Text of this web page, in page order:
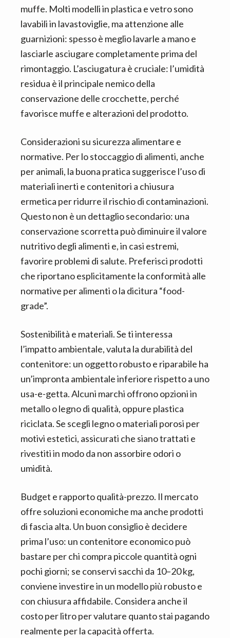
muffe. Molti modelli in plastica e vetro sono
lavabili in lavastoviglie, ma attenzione alle
guarnizioni: spesso è meglio lavarle a mano e
lasciarle asciugare completamente prima del
rimontaggio. L’asciugatura è cruciale: l’umidità
residua è il principale nemico della
conservazione delle crocchette, perché
favorisce muffe e alterazioni del prodotto.
Considerazioni su sicurezza alimentare e
normative. Per lo stoccaggio di alimenti, anche
per animali, la buona pratica suggerisce l’uso di
materiali inerti e contenitori a chiusura
ermetica per ridurre il rischio di contaminazioni.
Questo non è un dettaglio secondario: una
conservazione scorretta può diminuire il valore
nutritivo degli alimenti e, in casi estremi,
favorire problemi di salute. Preferisci prodotti
che riportano esplicitamente la conformità alle
normative per alimenti o la dicitura “food-
grade”.
Sostenibilità e materiali. Se ti interessa
l’impatto ambientale, valuta la durabilità del
contenitore: un oggetto robusto e riparabile ha
un’impronta ambientale inferiore rispetto a uno
usa-e-getta. Alcuni marchi offrono opzioni in
metallo o legno di qualità, oppure plastica
riciclata. Se scegli legno o materiali porosi per
motivi estetici, assicurati che siano trattati e
rivestiti in modo da non assorbire odori o
umidità.
Budget e rapporto qualità-prezzo. Il mercato
offre soluzioni economiche ma anche prodotti
di fascia alta. Un buon consiglio è decidere
prima l’uso: un contenitore economico può
bastare per chi compra piccole quantità ogni
pochi giorni; se conservi sacchi da 10–20 kg,
conviene investire in un modello più robusto e
con chiusura affidabile. Considera anche il
costo per litro per valutare quanto stai pagando
realmente per la capacità offerta.